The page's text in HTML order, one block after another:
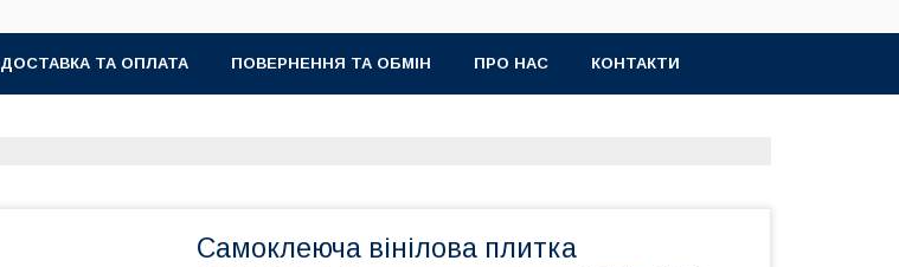
ДОСТАВКА ТА ОПЛАТА ПОВЕРНЕННЯ ТА ОБМІН ПРО НАС КОНТАКТИ
Самоклеюча вінілова плитка